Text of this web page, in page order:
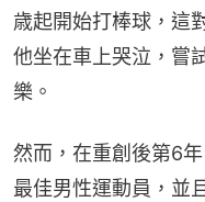
歳起開始打棒球，這
他坐在車上哭泣，嘗
樂。
然而，在重創後第6
最佳男性運動員，並